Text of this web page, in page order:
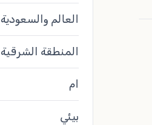
العالم والسعودية
المنطقة الشرقية
ام
بيئي